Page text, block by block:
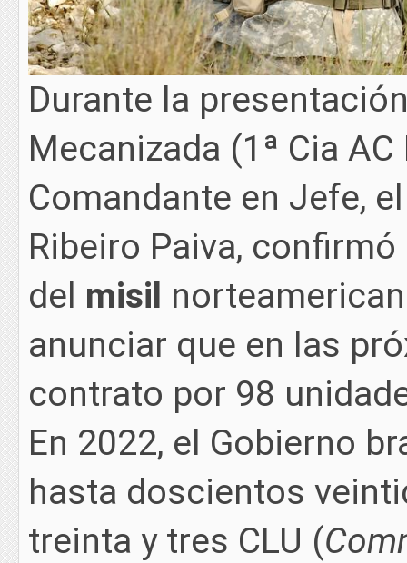
Durante la
Mecanizada (1ª Cia
Comandante en Jefe,
Ribeiro Paiva,
del misil
anunciar que en las
contrato por 98
En 2022, el Gobierno
hasta doscientos
treinta y tres CLU (